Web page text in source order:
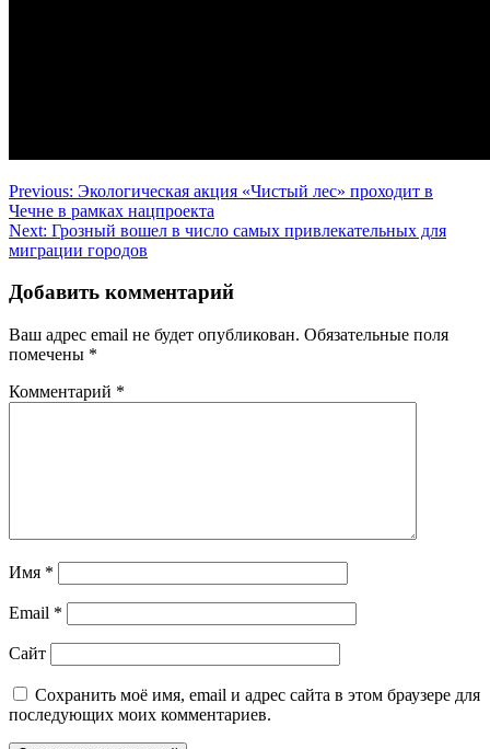
Навигация
по
записям
Previous: Экологическая акция «Чистый лес» проходит в
Чечне в рамках нацпроекта
Next: Грозный вошел в число самых привлекательных для
миграции городов
Добавить комментарий
Ваш адрес email не будет опубликован. Обязательные поля
помечены *
Комментарий *
Имя *
Email *
Сайт
Сохранить моё имя, email и адрес сайта в этом браузере для
последующих моих комментариев.